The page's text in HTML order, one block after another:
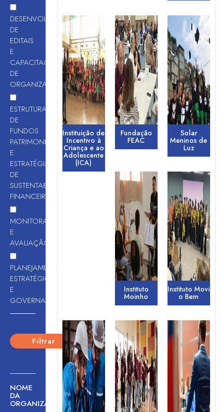
DESENVOLVIMENTO
DE
EDITAIS
E
CAPACITAÇÃO
DE
ORGANIZAÇÕES
ESTRUTURAÇÃO
DE
FUNDOS
PATRIMONIAIS
E
ESTRATÉGIAS
DE
SUSTENTABILIDADE
FINANCEIRA
MONITORAMENTO
E
AVALIAÇÃO
PLANEJAMENTO
ESTRATÉGICO
E
GOVERNANÇA
NOME
DA
ORGANIZAÇÃO
Instituição de
Incentivo à
Criança e ao
Adolescente
(ICA)
Fundação
FEAC
Solar
Meninos de
Luz
Instituto
Moinho
Instituto Movi
o Bem